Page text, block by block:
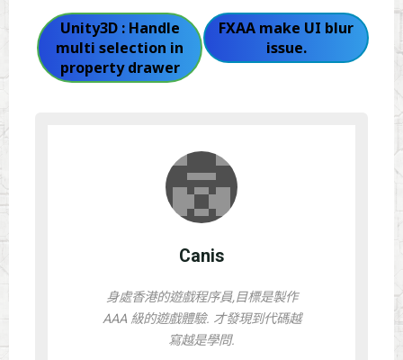
Unity3D : Handle
multi selection in
property drawer
FXAA make UI blur
issue.
Canis
身處香港的遊戲程序員,目標是製作
AAA 級的遊戲體驗. 才發現到代碼越
寫越是學問.